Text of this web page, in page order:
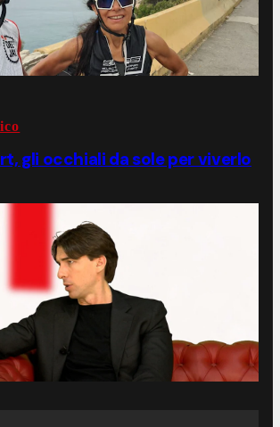
gli occhiali da sole per viverlo